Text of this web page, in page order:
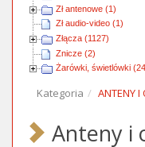
Zł antenowe (1)
Zł audio-video (1)
Złącza (1127)
Znicze (2)
Żarówki, świetlówki
Kategoria ANTENY I
Anteny i